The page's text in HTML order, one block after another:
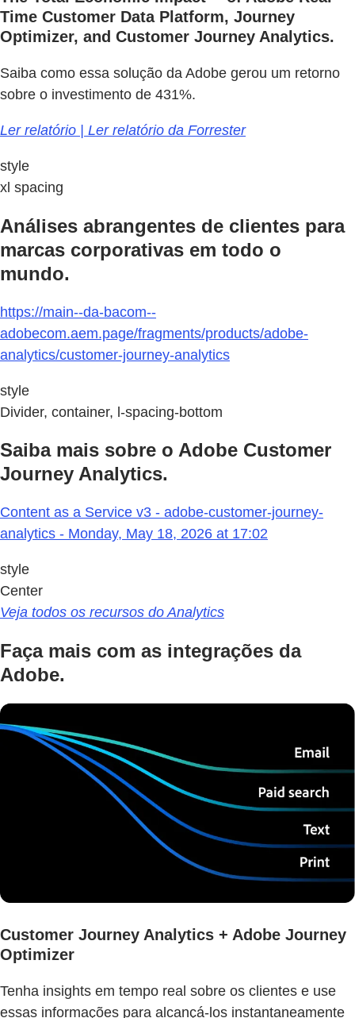
Time Customer Data Platform, Journey
Optimizer, and Customer Journey Analytics.
Saiba como essa solução da Adobe gerou um retorno
sobre o investimento de 431%.
Ler relatório | Ler relatório da Forrester
style
xl spacing
Análises abrangentes de clientes para
marcas corporativas em todo o
mundo.
https://main--da-bacom--
adobecom.aem.page/fragments/products/adobe-
analytics/customer-journey-analytics
style
Divider, container, l-spacing-bottom
Saiba mais sobre o Adobe Customer
Journey Analytics.
Content as a Service v3 - adobe-customer-journey-
analytics - Monday, May 18, 2026 at 17:02
style
Center
Veja todos os recursos do Analytics
Faça mais com as integrações da
Adobe.
Customer Journey Analytics + Adobe Journey
Optimizer
Tenha insights em tempo real sobre os clientes e use
essas informações para alcançá-los instantaneamente